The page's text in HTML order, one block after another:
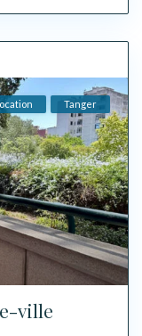
Tanger
ville